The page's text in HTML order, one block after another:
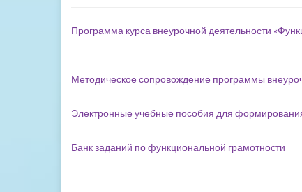
Программа курса внеурочной деятельности
Методическое сопровождение программы
Электронные учебные пособия для
Банк заданий по функциональной грамотности